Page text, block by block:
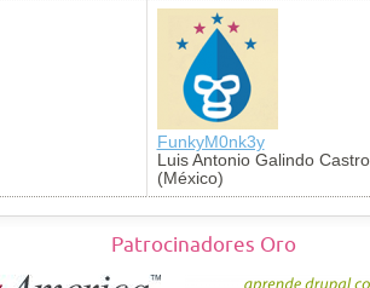
FunkyM0nk3y
Luis Antonio Galindo Castro
(México)
Patrocinadores Oro